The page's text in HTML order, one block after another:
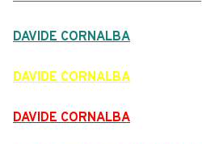
DAVIDE CORNALBA
DAVIDE CORNALBA
DAVIDE CORNALBA